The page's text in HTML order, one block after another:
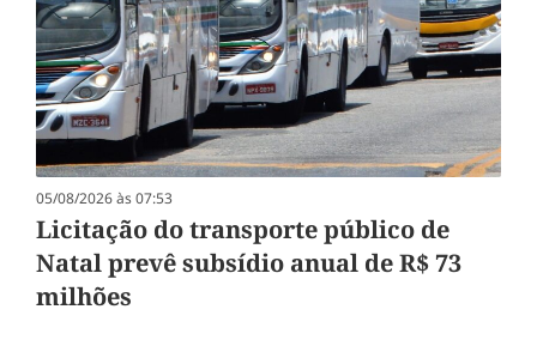
05/08/2026 às 07:53
Licitação do transporte público de
Natal prevê subsídio anual de R$ 73
milhões